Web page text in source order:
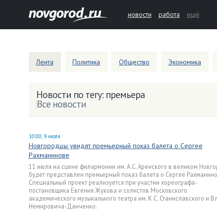
новости работа ещё
Лента Политика Общество Экономика
Новости по тегу: премьера
Все новости
10:00, 9 июля
Новгородцы увидят премьерный показ балета о Сергее
Рахманинове
11 июля на сцене филармонии им. А.С. Аренского в великом
будет представлен премьерный показ балета о Сергее
Специальный проект реализуется при участии хореографа-
постановщика Евгения Жукова и солистов Московского
академического музыкального театра им. К.С. Станиславского и
Немировича-Данченко.